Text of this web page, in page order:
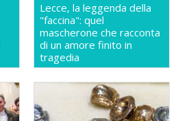
Lecce, la leggenda della
"faccina": quel
mascherone che racconta
di un amore finito in
tragedia